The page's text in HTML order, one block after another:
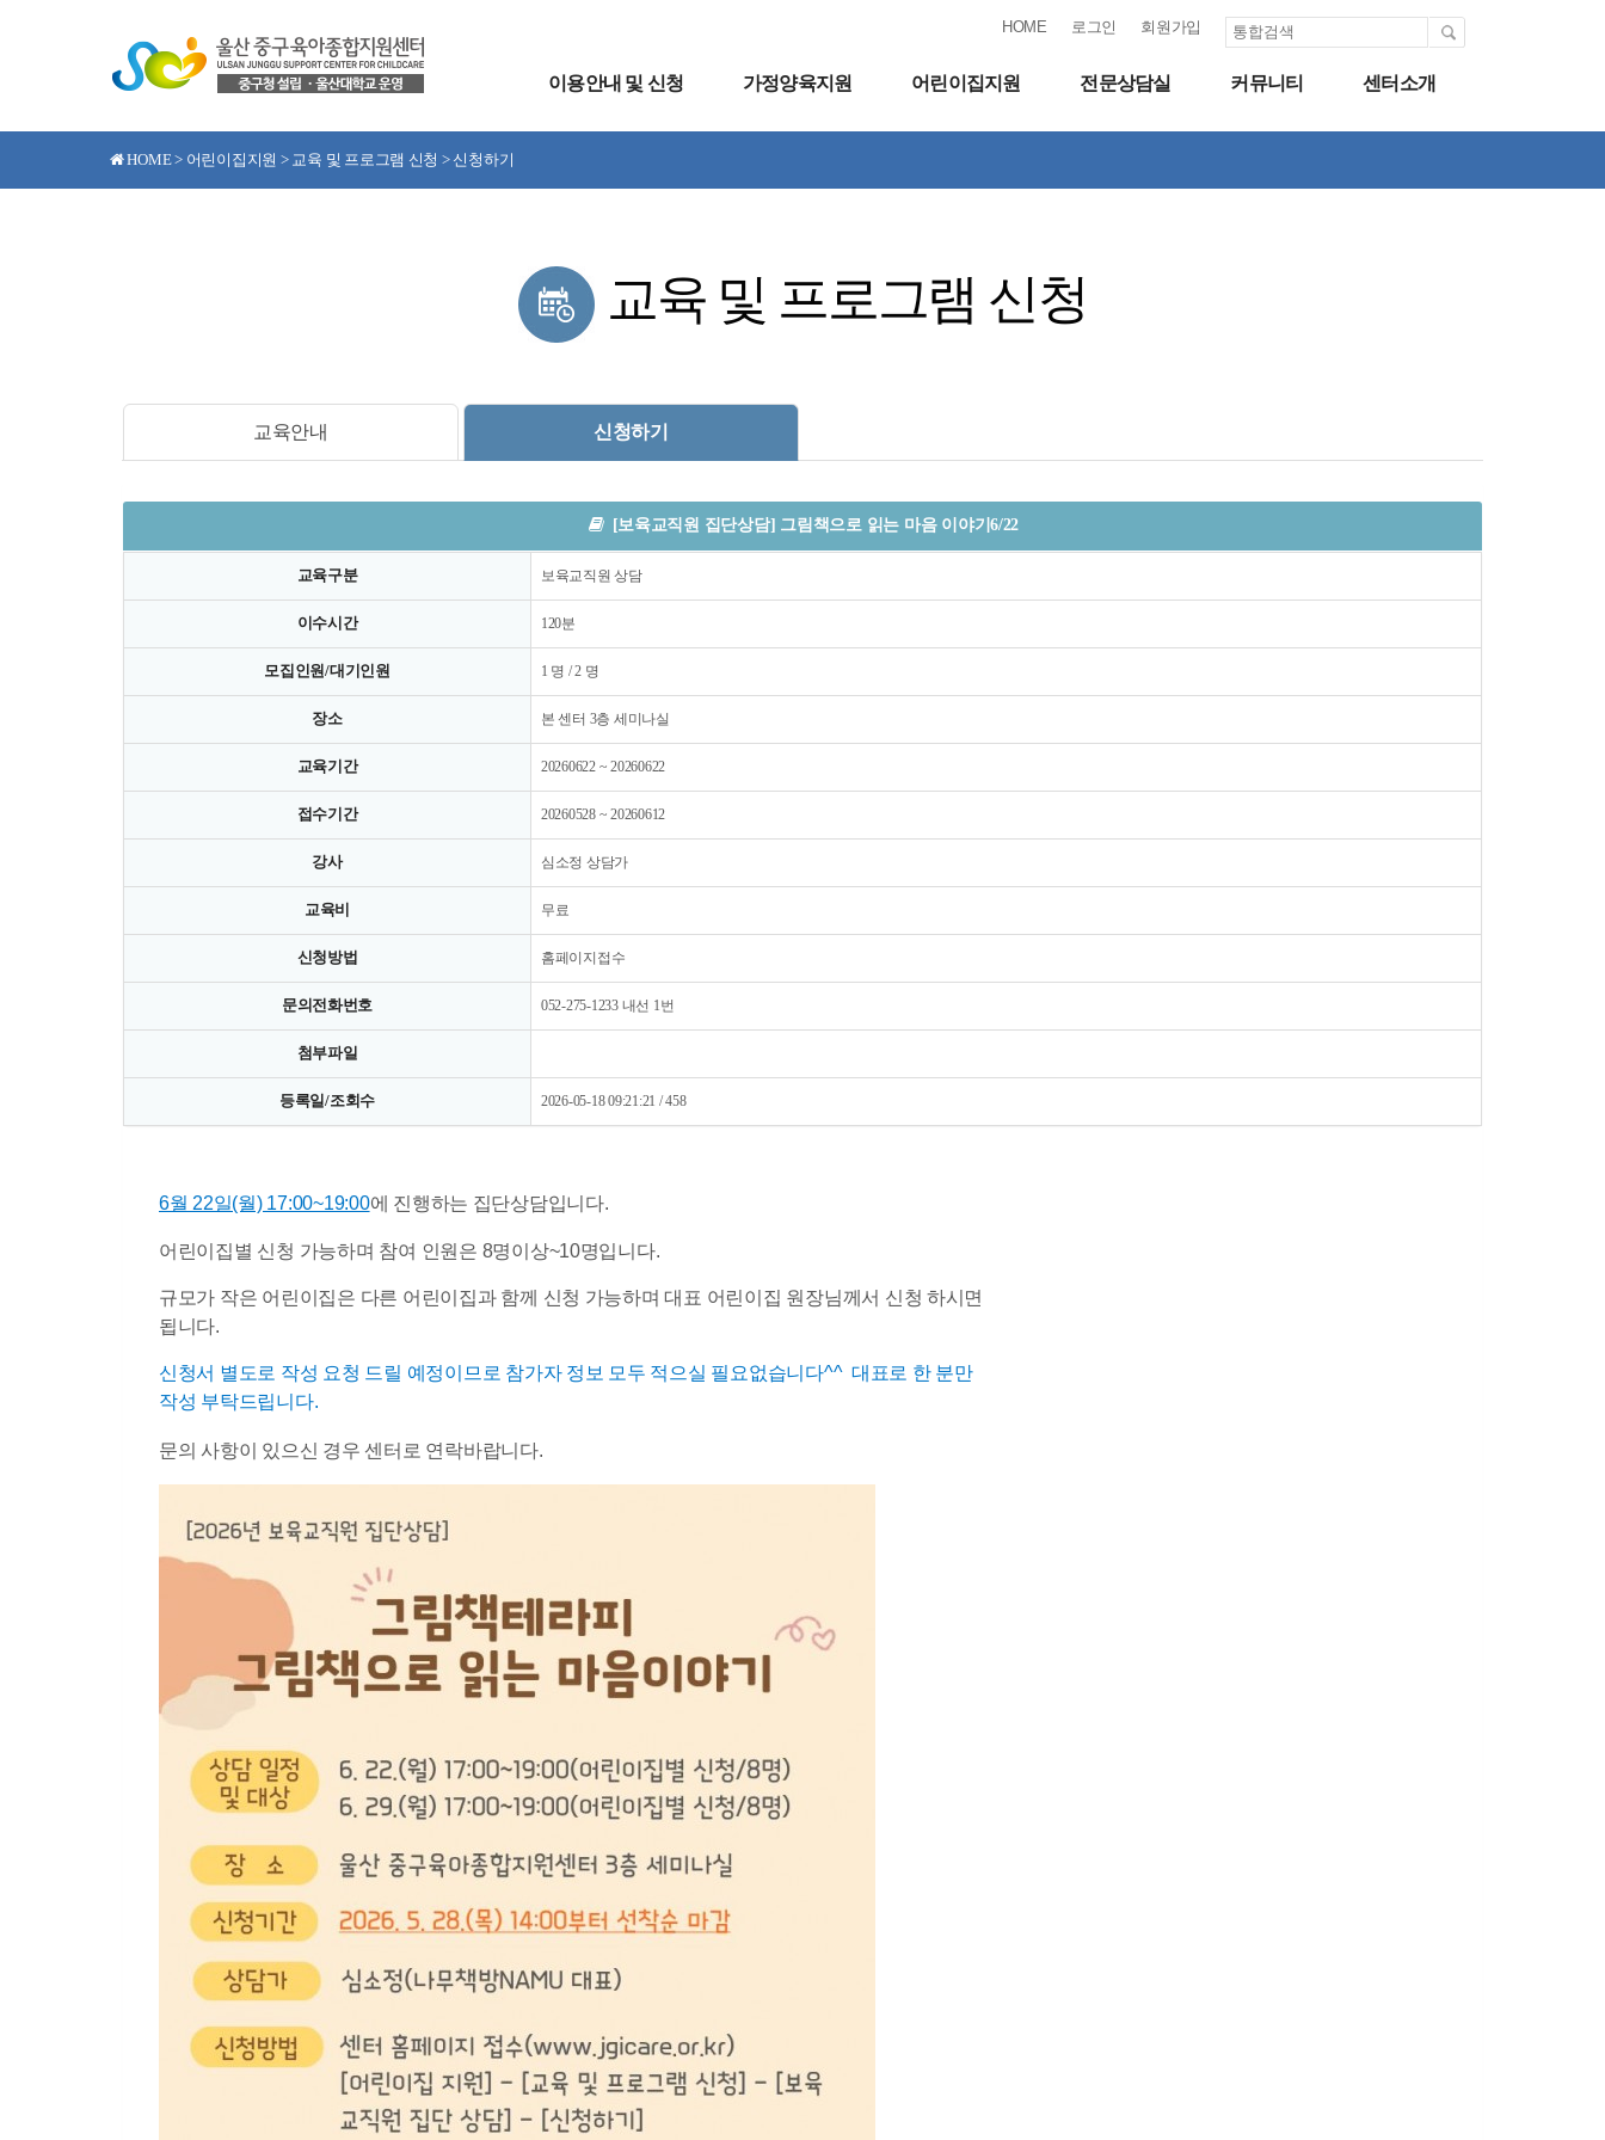
HOME 로그인 회원가입
이용안내 및 신청 가정양육지원 어린이집지원 전문상담실 커뮤니티 센터소개
HOME > 어린이집지원 > 교육 및 프로그램 신청 > 신청하기
교육 및 프로그램 신청
교육안내 신청하기
[보육교직원 집단상담] 그림책으로 읽는 마음 이야기6/22
교육구분 보육교직원 상담
이수시간 120분
모집인원/대기인원 1 명 / 2 명
장소 본 센터 3층 세미나실
교육기간 20260622 ~ 20260622
접수기간 20260528 ~ 20260612
강사 심소정 상담가
교육비 무료
신청방법 홈페이지접수
문의전화번호 052-275-1233 내선 1번
첨부파일
등록일/조회수 2026-05-18 09:21:21 / 458
6월 22일(월) 17:00~19:00에 진행하는 집단상담입니다.
어린이집별 신청 가능하며 참여 인원은 8명이상~10명입니다.
규모가 작은 어린이집은 다른 어린이집과 함께 신청 가능하며 대표 어린이집 원장님께서 신청 하시면
됩니다.
신청서 별도로 작성 요청 드릴 예정이므로 참가자 정보 모두 적으실 필요없습니다^^ 대표로 한 분만
작성 부탁드립니다.
문의 사항이 있으신 경우 센터로 연락바랍니다.